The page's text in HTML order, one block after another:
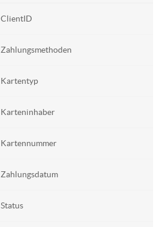
ClientID
Zahlungsmethoden
Kartentyp
Karteninhaber
Kartennummer
Zahlungsdatum
Status